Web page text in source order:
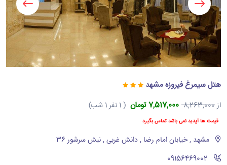
هتل سیمرغ فیروزه مشهد
از8,263,000 7,517,000 تومان ( 1 نفر 1 شب)
قیمت ها آپدید نمی باشد تماس بگیرد
مشهد , خیابان امام رضا , دانش غربی , نبش سرشور 36
‪09156469002‬